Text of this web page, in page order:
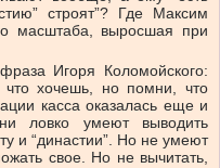
строят”? Где Максим
масштаба, выросшая при
Игоря Коломойского:
хочешь, но помни, что
касса оказалась еще и
ловко умеют выводить
и “династии”. Но не умеют
свое. Но не вычитать,